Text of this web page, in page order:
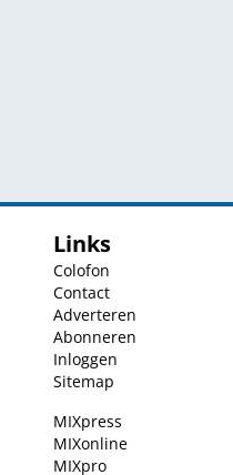
Links
Colofon
Contact
Adverteren
Abonneren
Inloggen
Sitemap
MIXpress
MIXonline
MIXpro